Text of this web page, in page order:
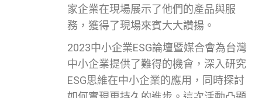
家企業在現場展示了他們的產品與服
務，獲得了現場來賓大大讚揚。
2023中小企業ESG論壇暨媒合會為台灣
中小企業提供了難得的機會，深入研究
ESG思維在中小企業的應用，同時探討